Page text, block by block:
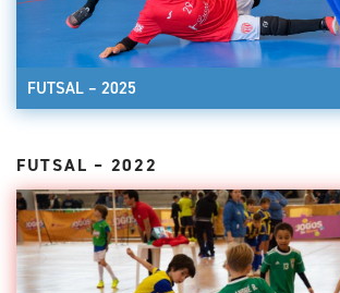
FUTSAL – 2025
FUTSAL – 2022